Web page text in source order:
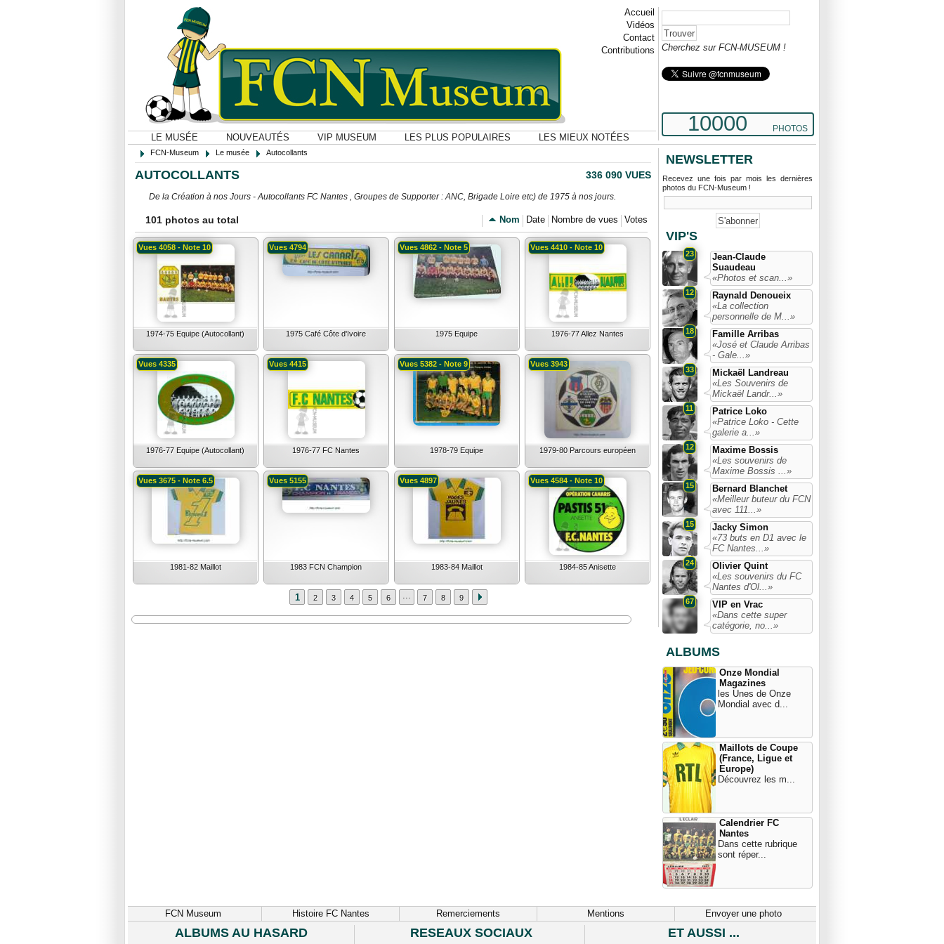
Accueil
Vidéos
Contact
Contributions
LE MUSÉE NOUVEAUTÉS VIP MUSEUM LES PLUS POPULAIRES LES MIEUX NOTÉES
Cherchez sur FCN-MUSEUM !
10000 PHOTOS
FCN-Museum Le musée Autocollants
AUTOCOLLANTS 336 090 VUES
De la Création à nos Jours - Autocollants FC Nantes , Groupes de Supporter : ANC, Brigade Loire etc) de 1975 à nos jours.
101 photos au total Votes
Nombre de vues
Date
Nom
1974-75 Equipe (Autocollant)
Vues 4058 - Note 10
1975 Café Côte d'Ivoire
Vues 4794
1975 Equipe
Vues 4862 - Note 5
1976-77 Allez Nantes
Vues 4410 - Note 10
1976-77 Equipe (Autocollant)
Vues 4335
1976-77 FC Nantes
Vues 4415
1978-79 Equipe
Vues 5382 - Note 9
1979-80 Parcours européen
Vues 3943
1981-82 Maillot
Vues 3675 - Note 6.5
1983 FCN Champion
Vues 5155
1983-84 Maillot
Vues 4897
1984-85 Anisette
Vues 4584 - Note 10
1 2 3 4 5 6 ... 7 8 9
NEWSLETTER
Recevez une fois par mois les dernières
photos du FCN-Museum !
VIP'S
23
Jean-Claude
Suaudeau
«Photos et scan...»
12
Raynald Denoueix
«La collection
personnelle de M...»
18
Famille Arribas
«José et Claude Arribas
- Gale...»
33
Mickaël Landreau
«Les Souvenirs de
Mickaël Landr...»
11
Patrice Loko
«Patrice Loko - Cette
galerie a...»
12
Maxime Bossis
«Les souvenirs de
Maxime Bossis ...»
15
Bernard Blanchet
«Meilleur buteur du FCN
avec 111...»
15
Jacky Simon
«73 buts en D1 avec le
FC Nantes...»
24
Olivier Quint
«Les souvenirs du FC
Nantes d'Ol...»
67
VIP en Vrac
«Dans cette super
catégorie, no...»
ALBUMS
Onze Mondial
Magazines
les Unes de Onze
Mondial avec d...
Maillots de Coupe
(France, Ligue et
Europe)
Découvrez les m...
Calendrier FC
Nantes
Dans cette rubrique
sont réper...
FCN Museum Histoire FC Nantes Remerciements Mentions Envoyer une photo
ALBUMS AU HASARD RESEAUX SOCIAUX ET AUSSI ...